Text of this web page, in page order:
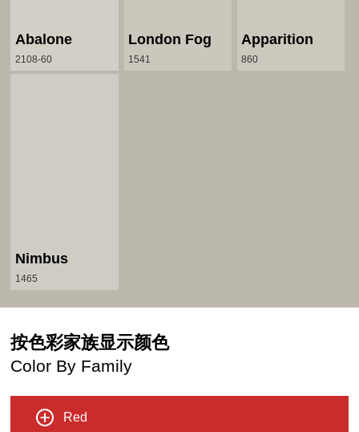
Abalone
2108-60
London Fog
1541
Apparition
860
Nimbus
1465
按色彩家族显示颜色
Color By Family
Red